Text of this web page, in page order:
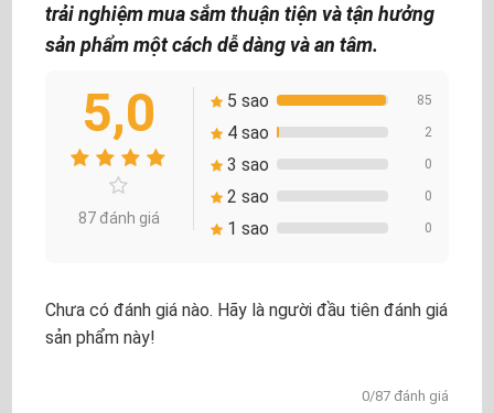
trải nghiệm mua sắm thuận tiện và tận hưởng
sản phẩm một cách dễ dàng và an tâm.
5,0
87 đánh giá
5 sao 85
4 sao 2
3 sao 0
2 sao 0
1 sao 0
Chưa có đánh giá nào. Hãy là người đầu tiên đánh giá
sản phẩm này!
0/87 đánh giá